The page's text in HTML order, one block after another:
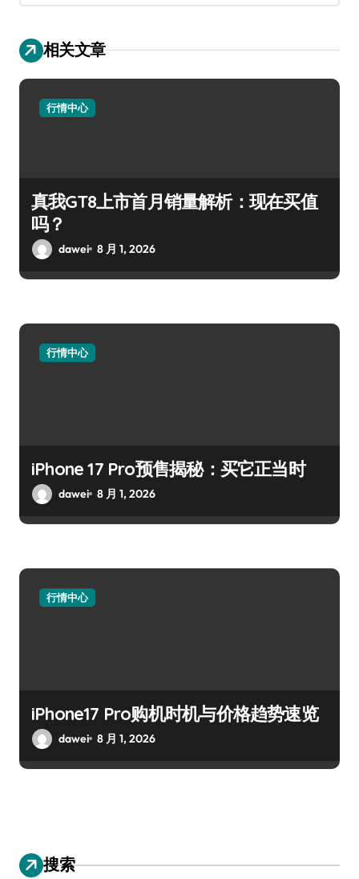
相关文章
行情中心
真我GT8上市首月销量解析：现在买值
吗？
dawei 8 月 1, 2026
行情中心
iPhone 17 Pro预售揭秘：买它正当时
dawei 8 月 1, 2026
行情中心
iPhone17 Pro购机时机与价格趋势速览
dawei 8 月 1, 2026
搜索